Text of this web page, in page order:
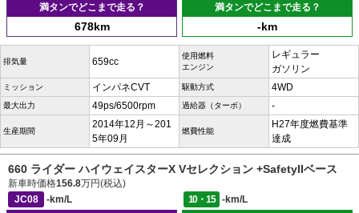
満タンでどこまで走る？
678km
満タンでどこまで走る？
-km
排気量 659cc
使用燃料
エンジン
レギュラー
ガソリン
ミッション インパネCVT 駆動方式 4WD
最大出力 49ps/6500rpm 過給器（ターボ） -
生産期間
2014年12月～201
5年09月
燃費性能
H27年度燃費基準
達成
660 ライダー ハイウェイスターX Vセレクション +SafetyIIベース
新車時価格156.8万円(税込)
JC08
-km/L 10・15
-km/L